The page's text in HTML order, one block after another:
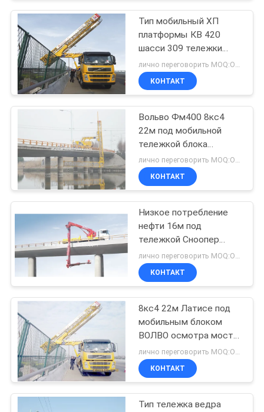
СВЯЖИТЕСЬ
МЫ
НОВОСТИ
ЦИТАТУ
КАРТА
САЙТА
ПОЛИТИКА
КОНФИДЕНЦИАЛЬНОСТИ
Платформа
осмотра моста
Оборудование
осмотра моста
34
Оборудование
доступа моста
14
Тип мобильный ХП
платформы КВ 420
шасси 309 тележки
блока осмотра моста
КОНТАКТ
Вольво Фм400 8кс4
22м под мобильной
тележкой блока
осмотра моста
установил платформу
доступа
лично переговорить MOQ:Отсутствие лимитированного
КОНТАКТ
Низкое потребление
нефти 16м под
тележкой Сноопер
моста оборудования
осмотра моста
лично переговорить MOQ:Отсутствие лимитированного
КОНТАКТ
8кс4 22м Латисе под
мобильным блоком
ВОЛВО осмотра моста
с системой
пневматической
подвески
КОНТАКТ
Тип тележка ведра